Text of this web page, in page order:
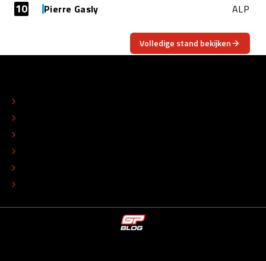
10 Pierre Gasly ALP
Volledige stand bekijken